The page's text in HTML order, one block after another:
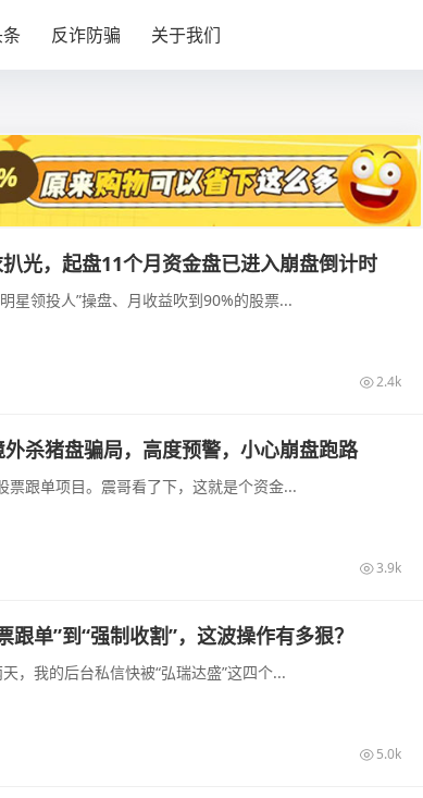
反诈防骗 关于我们
光，起盘11个月资金盘已进入崩盘倒计时
星领投人”操盘、月收益吹到90%的股票...
2.4k
杀猪盘骗局，高度预警，小心崩盘跑路
票跟单项目。震哥看了下，这就是个资金...
3.9k
单”到“强制收割”，这波操作有多狠？
，我的后台私信快被“弘瑞达盛”这四个...
5.0k